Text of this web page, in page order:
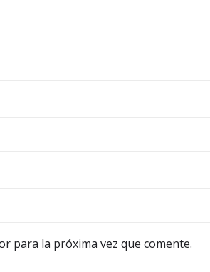
para la próxima vez que comente.